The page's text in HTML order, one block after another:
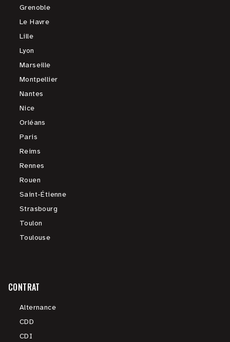
Grenoble
Le Havre
Lille
Lyon
Marseille
Montpellier
Nantes
Nice
Orléans
Paris
Reims
Rennes
Rouen
Saint-Étienne
Strasbourg
Toulon
Toulouse
CONTRAT
Alternance
CDD
CDI